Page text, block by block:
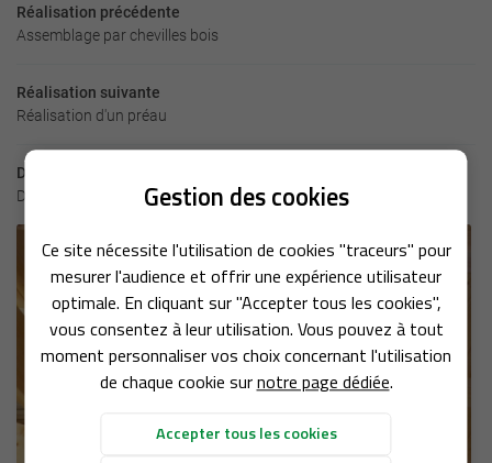
Gestion des cookies
Ce site nécessite l'utilisation de cookies "traceurs" pour
mesurer l'audience et offrir une expérience utilisateur
optimale. En cliquant sur "Accepter tous les cookies",
vous consentez à leur utilisation. Vous pouvez à tout
moment personnaliser vos choix concernant l'utilisation
de chaque cookie surnotre page dédiée.
Accepter tous les cookies
MENUISERIE
& BARDAGE
RÉALISATIONS
05 46 05 16
utilisant
le formulaire de désinscription
Réalisation précédente
Assemblage par chevilles bois
Réalisation suivante
Réalisation d'un préau
Dans la même catégorie
D'autres réalisations qui pourraient vous intéresser